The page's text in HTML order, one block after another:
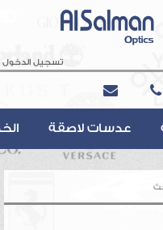
تسجيل الدخول
عدسات لاصقة